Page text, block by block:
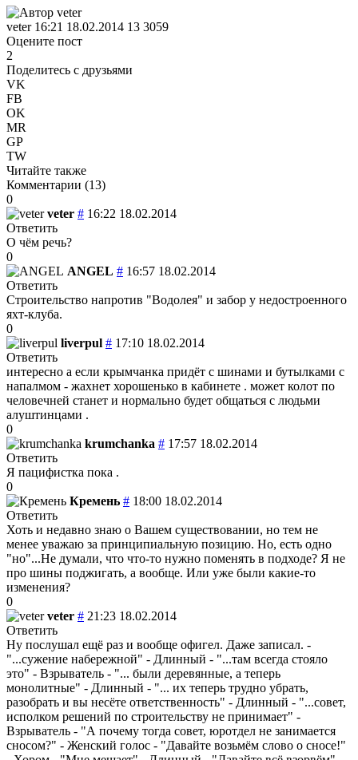
veter 16:21 18.02.2014 13 3059
Оцените пост
2
Поделитесь с друзьями
VK
FB
OK
MR
GP
TW
Читайте также
Комментарии (13)
0
veter # 16:22 18.02.2014
Ответить
О чём речь?
0
ANGEL # 16:57 18.02.2014
Ответить
Строительство напротив "Водолея" и забор у недостроенного
яхт-клуба.
0
liverpul # 17:10 18.02.2014
Ответить
интересно а если крымчанка придёт с шинами и бутылками с
напалмом - жахнет хорошенько в кабинете . может колот по
человечней станет и нормально будет общаться с людьми
алуштинцами .
0
krumchanka # 17:57 18.02.2014
Ответить
Я пацифистка пока .
0
Кремень # 18:00 18.02.2014
Ответить
Хоть и недавно знаю о Вашем существовании, но тем не
менее уважаю за принципиальную позицию. Но, есть одно
"но"...Не думали, что что-то нужно поменять в подходе? Я не
про шины поджигать, а вообще. Или уже были какие-то
изменения?
0
veter # 21:23 18.02.2014
Ответить
Ну послушал ещё раз и вообще офигел. Даже записал. -
"...сужение набережной" - Длинный - "...там всегда стояло
это" - Взрыватель - "... были деревянные, а теперь
монолитные" - Длинный - "... их теперь трудно убрать,
разобрать и вы несёте ответственность" - Длинный - "...совет,
исполком решений по строительству не принимает" -
Взрыватель - "А почему тогда совет, юротдел не занимается
сносом?" - Женский голос - "Давайте возьмём слово о сносе!"